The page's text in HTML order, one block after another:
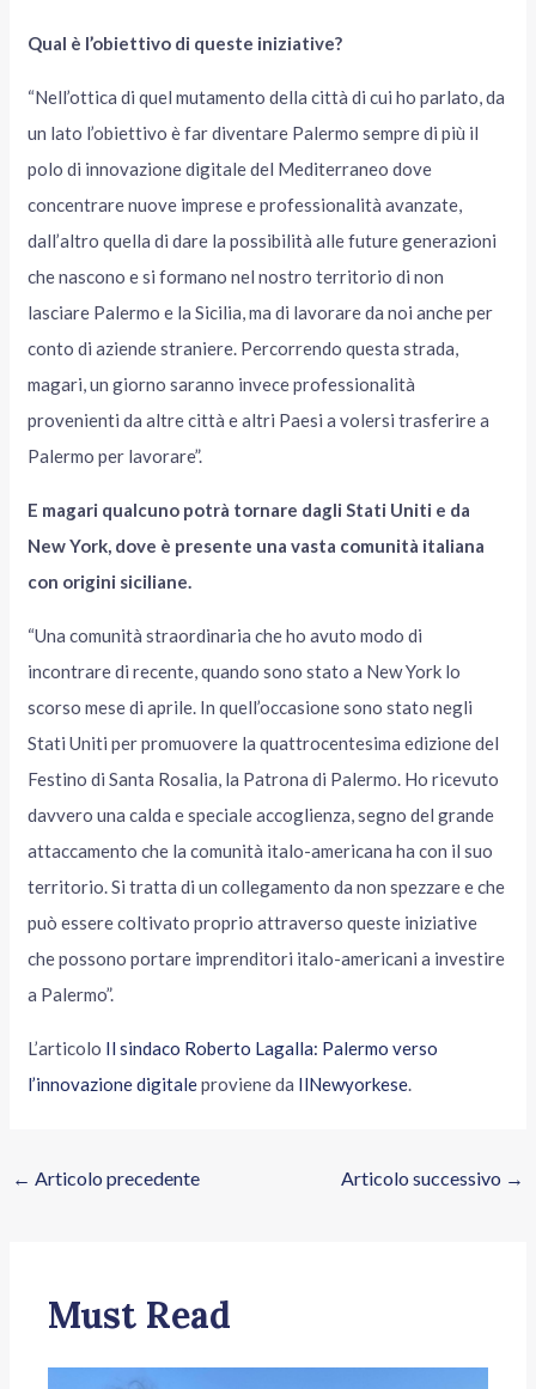
Qual è l’obiettivo di queste iniziative?
“Nell’ottica di quel mutamento della città di cui ho parlato, da
un lato l’obiettivo è far diventare Palermo sempre di più il
polo di innovazione digitale del Mediterraneo dove
concentrare nuove imprese e professionalità avanzate,
dall’altro quella di dare la possibilità alle future generazioni
che nascono e si formano nel nostro territorio di non
lasciare Palermo e la Sicilia, ma di lavorare da noi anche per
conto di aziende straniere. Percorrendo questa strada,
magari, un giorno saranno invece professionalità
provenienti da altre città e altri Paesi a volersi trasferire a
Palermo per lavorare”.
E magari qualcuno potrà tornare dagli Stati Uniti e da
New York, dove è presente una vasta comunità italiana
con origini siciliane.
“Una comunità straordinaria che ho avuto modo di
incontrare di recente, quando sono stato a New York lo
scorso mese di aprile. In quell’occasione sono stato negli
Stati Uniti per promuovere la quattrocentesima edizione del
Festino di Santa Rosalia, la Patrona di Palermo. Ho ricevuto
davvero una calda e speciale accoglienza, segno del grande
attaccamento che la comunità italo-americana ha con il suo
territorio. Si tratta di un collegamento da non spezzare e che
può essere coltivato proprio attraverso queste iniziative
che possono portare imprenditori italo-americani a investire
a Palermo”.
L’articolo Il sindaco Roberto Lagalla: Palermo verso
l’innovazione digitaleproviene da IlNewyorkese.
← Articolo precedente Articolo successivo →
Must Read